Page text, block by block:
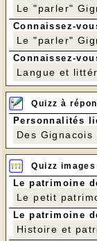
Le "parler"
Connaissez-
Le "parler"
Connaissez-
Langue et
Quizz à
Personnalités
Des Gignacois
Quizz images
Le patrimoine
Le petit
Le patrimoine
Histoire et